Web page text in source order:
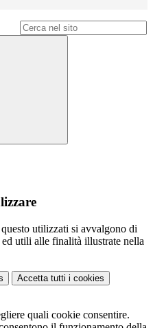
utilizzati si avvalgono di
utili alle finalità illustrate nella
Accetta tutti i cookies
quali cookie consentire.